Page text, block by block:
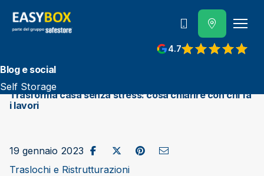
4.7
View reviews on Google
800 202 662
Blog e social
Self Storage
Trasforma casa senza stress: cosa chiarire con chi fa
i lavori
19 gennaio 2023Condividi su Facebook
Pubblica su X/Twitter
Condividi su Pinterest
Invia come e-mail
Traslochi e Ristrutturazioni